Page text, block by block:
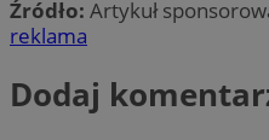
Źródło: Artykuł
reklama
Dodaj